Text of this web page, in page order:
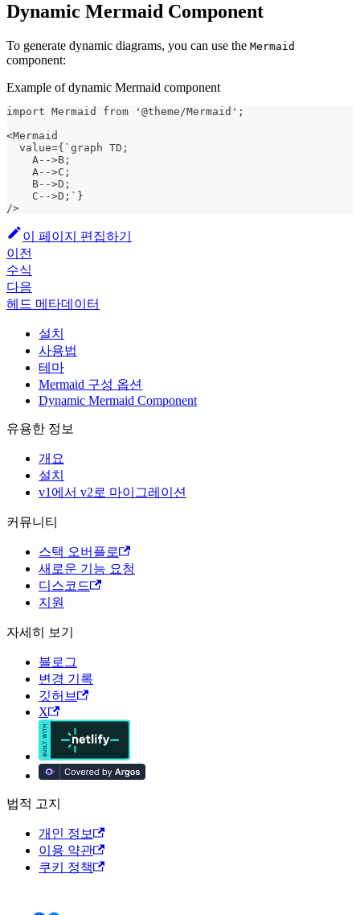
Dynamic Mermaid Component
To generate dynamic diagrams, you can use the Mermaid
component:
Example of dynamic Mermaid component
import Mermaid from '@theme/Mermaid';
<Mermaid
  value={`graph TD;
    A-->B;
    A-->C;
    B-->D;
    C-->D;`}
/>
이 페이지 편집하기
이전
수식
다음
헤드 메타데이터
설치
사용법
테마
Mermaid 구성 옵션
Dynamic Mermaid Component
유용한 정보
개요
설치
v1에서 v2로 마이그레이션
커뮤니티
스택 오버플로
새로운 기능 요청
디스코드
지원
자세히 보기
블로그
변경 기록
깃허브
X
법적 고지
개인 정보
이용 약관
쿠키 정책